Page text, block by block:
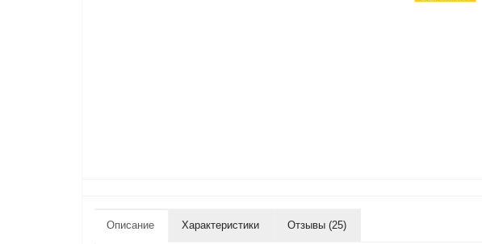
Описание Характеристики Отзывы (25)